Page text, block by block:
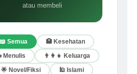
atau membeli
📖 Semua
🏥 Kesehatan
👨‍👩‍👧 Keluarga
🌟 Novel/Fiksi
🕌 Islami